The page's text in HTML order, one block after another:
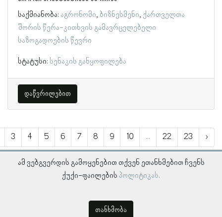
საქმიანობა: აგრონომი ბიზნესმენი ქართველთა
შორის წერა-კითხვის გამავრცელებელი
საზოგადოების წევრი
სტატუსი: სენაკის განყოფილება
დაწვრილებით
3 4 5 6 7 8 9 10 ... 22 23 ›
ამ ვებგვერდის გამოყენებით თქვენ ეთანხმებით ჩვენს
ქუქი-ფაილების პოლიტიკას.
თანხმობა